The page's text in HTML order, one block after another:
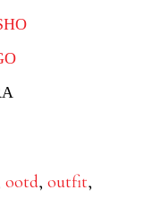
ootd,outfit,